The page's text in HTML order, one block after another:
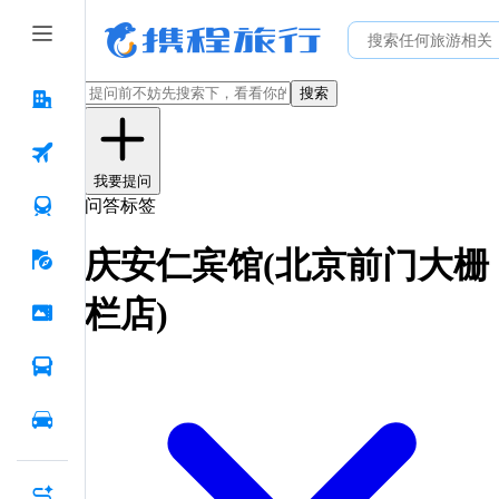
搜索
我要提问
问答标签
庆安仁宾馆(北京前门大栅
栏店)